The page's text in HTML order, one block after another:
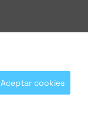
Aceptar cookies